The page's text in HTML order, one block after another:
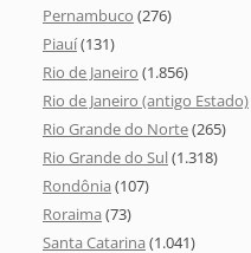
Pernambuco (276)
Piauí(131)
Rio de Janeiro (1.856)
Rio de Janeiro (antigo Estado)
Rio Grande do Norte(265)
Rio Grande do Sul(1.318)
Rondônia (107)
Roraima (73)
Santa Catarina (1.041)